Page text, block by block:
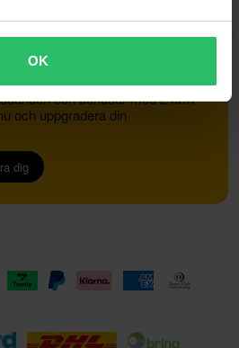
OK
Riders Club
och bonusar med 24MX
och uppgradera din
dig